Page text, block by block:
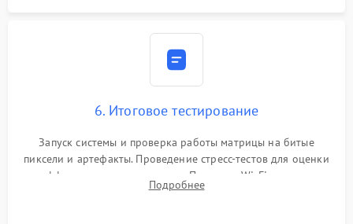
6. Итоговое тестирование
Запуск системы и проверка работы матрицы на битые
пиксели и артефакты. Проведение стресс-тестов для оценки
эффективности охлаждения. Проверка Wi-Fi, камеры,
микрофона и всех портов перед выдачей устройства.
Подробнее